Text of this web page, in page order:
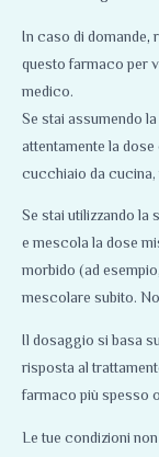
In caso di domande,
questo farmaco per
medico.
Se stai assumendo
attentamente la
cucchiaio da cucina,
Se stai utilizzando la
e mescola la dose
morbido (ad
mescolare subito.
Il dosaggio si basa
risposta al
farmaco più spesso
Le tue condizioni